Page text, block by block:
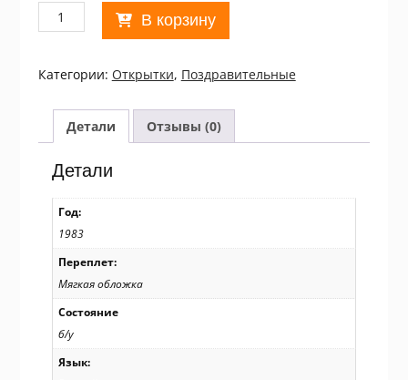
Количество
товара
1983.
Новым
годом!
Художник
Андрианов
р202
В корзину
Категории: Открытки, Поздравительные
Детали Отзывы (0)
Детали
Год:
1983
Переплет:
Мягкая обложка
Состояние
б/у
Язык: